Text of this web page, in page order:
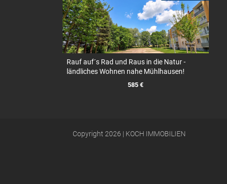
Rauf auf´s Rad und Raus in die Natur -
ländliches Wohnen nahe Mühlhausen!
585 €
Copyright 2026 | KOCH IMMOBILIEN